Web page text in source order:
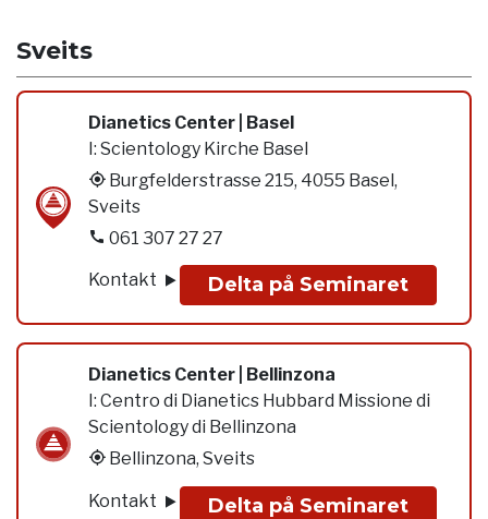
Sveits
Dianetics Center | Basel
I: Scientology Kirche Basel
Burgfelderstrasse 215, 4055 Basel,
Sveits
061 307 27 27
Kontakt
Delta på Seminaret
Dianetics Center | Bellinzona
I: Centro di Dianetics Hubbard Missione di
Scientology di Bellinzona
Bellinzona, Sveits
Kontakt Delta på Seminaret